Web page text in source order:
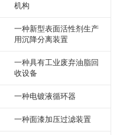
机构
一种新型表面活性剂生产
用沉降分离装置
一种具有工业废弃油脂回
收设备
一种电镀液循环器
一种面漆加压过滤装置